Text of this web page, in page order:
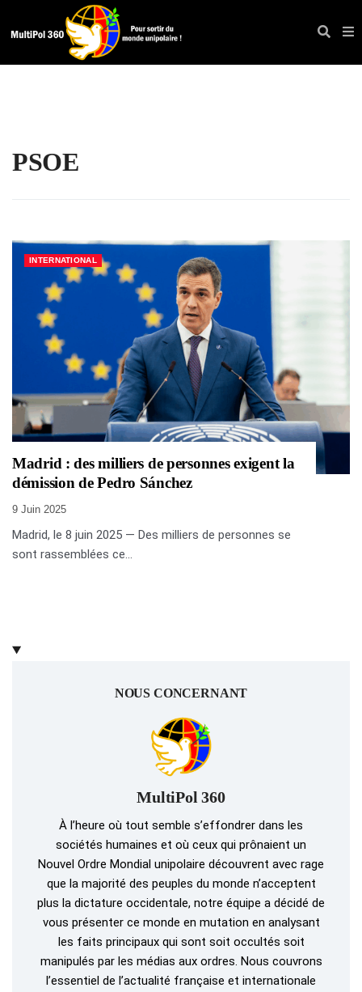
PSOE
INTERNATIONAL
Madrid : des milliers de personnes exigent la
démission de Pedro Sánchez
9 Juin 2025
Madrid, le 8 juin 2025 — Des milliers de personnes se
sont rassemblées ce...
NOUS CONCERNANT
MultiPol 360
À l’heure où tout semble s’effondrer dans les
sociétés humaines et où ceux qui prônaient un
Nouvel Ordre Mondial unipolaire découvrent avec rage
que la majorité des peuples du monde n’acceptent
plus la dictature occidentale, notre équipe a décidé de
vous présenter ce monde en mutation en analysant
les faits principaux qui sont soit occultés soit
manipulés par les médias aux ordres. Nous couvrons
l’essentiel de l’actualité française et internationale